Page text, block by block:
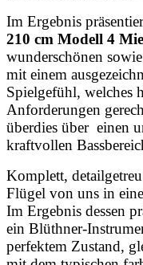
Im Ergebnis
210 cm Modell 4
wunderschönen
mit einem
Spielgefühl, welches
Anforderungen
überdies über einen
kraftvollen
Komplett,
Flügel von uns in
Im Ergebnis dessen
ein Blüthner-
perfektem Zustand,